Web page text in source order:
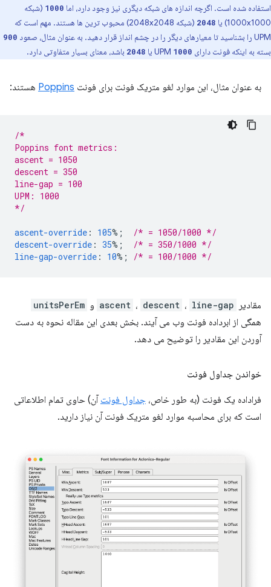
استفاده شده است. اگرچه اندازه های شبکه دیگری نیز وجود دارد، اما 1000 (شبکه
1000x1000) یا
2048
(شبکه 2048x2048) محبوب ترین ها هستند. مهم است که
UPM را بشناسید تا معیارهای دیگر را در چشم انداز قرار دهید. به عنوان مثال، صعود
900
بسته به اینکه فونت دارای UPM 1000 یا 2048 باشد، معنای بسیار متفاوتی دارد.
به عنوان مثال، این موارد لغو متریک فونت برای فونت Poppins هستند:
/*
Poppins font metrics:
ascent = 1050
descent = 350
line-gap = 100
UPM: 1000
*/
ascent-override : 105%;
/* = 1050/1000 */
descent-override : 35%;
/* = 350/1000 */
line-gap-override : 10%; /* = 100/1000 */
مقادیر ascent ، descent ، line-gap و unitsPerEm
همگی از ابرداده فونت وب می آیند. بخش بعدی این مقاله نحوه به دست
آوردن این مقادیر را توضیح می دهد.
خواندن جداول فونت
فراداده یک فونت (به طور خاص، جداول فونت آن) حاوی تمام اطلاعاتی
است که برای محاسبه موارد لغو متریک فونت آن نیاز دارید.